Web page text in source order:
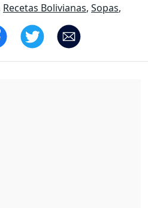
Recetas Bolivianas, Sopas,